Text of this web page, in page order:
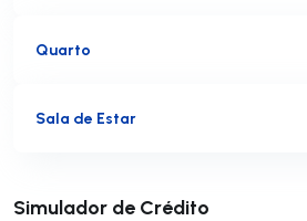
Quarto
Sala de Estar
Simulador de Crédito
Submeter